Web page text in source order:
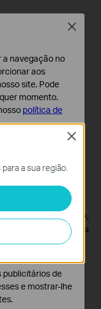
e configuração,
o manual do seu
a sua região.
Close
a navegação no
aos
site. Pode
momento.
política de
do
seus
as suas
e ajustar a
através do
publicitários de
e mostrar-lhe
Close